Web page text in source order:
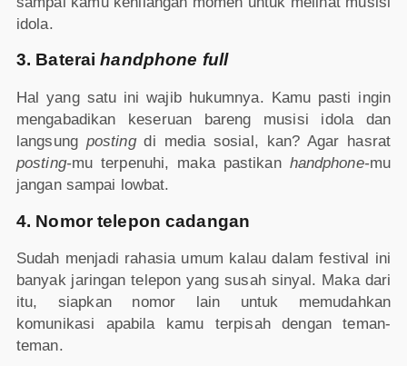
idola.
3. Bateraihandphone full
Hal yang satu ini wajib hukumnya. Kamu pasti ingin
mengabadikan keseruan bareng musisi idola dan
langsung postingdi media sosial, kan? Agar hasrat
posting-mu terpenuhi, maka pastikan handphone-mu
jangan sampai lowbat.
4. Nomor telepon cadangan
Sudah menjadi rahasia umum kalau dalam festival ini
banyak jaringan telepon yang susah sinyal. Maka dari
itu, siapkan nomor lain untuk memudahkan
komunikasi apabila kamu terpisah dengan teman-
teman.